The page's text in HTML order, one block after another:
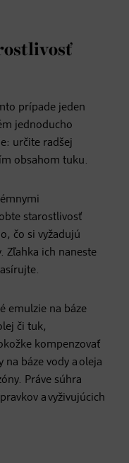
prípade jeden
jednoducho
určite radšej
obsahom tuku.
starostlivosť
čo si vyžadujú
Zľahka ich naneste
emulzie na báze
či tuk,
kompenzovať
báze vody a oleja
Práve súhra
a vyživujúcich